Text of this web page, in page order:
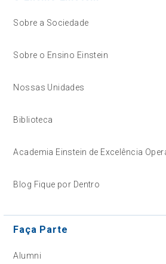
Sobre a Sociedade
Sobre o Ensino Einstein
Nossas Unidades
Biblioteca
Academia Einstein de Excelência
Blog Fique por Dentro
Faça Parte
Alumni